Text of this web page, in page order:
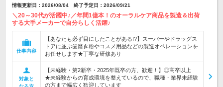
情報更新日：2026/08/04 終了予定日：2026/09/21
＼20～30代が活躍中♪／年間1億本！のオーラルケア商品を製造＆出荷
する大手メーカーで自分らしく活躍♪
仕事内容
【あなたも必ず目にしたことがある!?】スーパーやドラッグス
トアに並ぶ歯磨き粉やコスメ用品などの製造オペレーションを
お任せします★丁寧な研修あり
対象と
【未経験・第2新卒・2025年既卒の方、歓迎！】◎高卒以上
★未経験からの育成環境を整えているので、職種・業界未経験
の方まで幅広く歓迎しています